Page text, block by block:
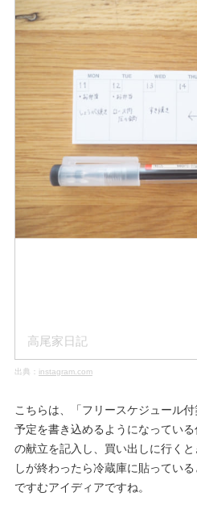
高尾家日記
出典： instagram.com
こちらは、「フリースケジュール
予定を書き込めるようになってい
の献立を記入し、買い出しに行く
しが終わったら冷蔵庫に貼ってい
ですむアイディアですね。